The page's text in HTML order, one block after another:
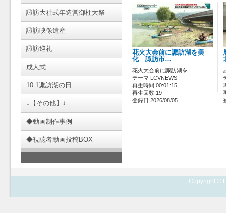
諏訪大社式年造営御柱大祭
諏訪映像遺産
諏訪巡礼
成人式
10.1諏訪湖の日
↓【その他】↓
◆動画制作事例
◆視聴者動画投稿BOX
花火大会前に諏訪湖を美
化 諏訪市…
花火大会前に諏訪湖を…
テーマ LCVNEWS
再生時間 00:01:15
再生回数 19
登録日 2026/08/05
Copyright ©